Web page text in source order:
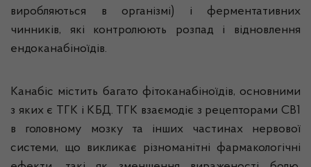
виробляються в організмі) і ферментативних
чинників, які контролюють розпад і відновлення
ендоканабіноїдів.
Канабіс містить багато фітоканабіноїдів, основними
з яких є ТГК і КБД. ТГК взаємодіє з рецепторами CB1
в головному мозку та інших частинах нервової
системи, що викликає різноманітні фармакологічні